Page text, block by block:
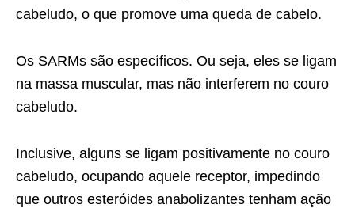
cabeludo, o que promove uma queda de cabelo.
Os SARMs são específicos. Ou seja, eles se ligam
na massa muscular, mas não interferem no couro
cabeludo.
Inclusive, alguns se ligam positivamente no couro
cabeludo, ocupando aquele receptor, impedindo
que outros esteróides anabolizantes tenham ação